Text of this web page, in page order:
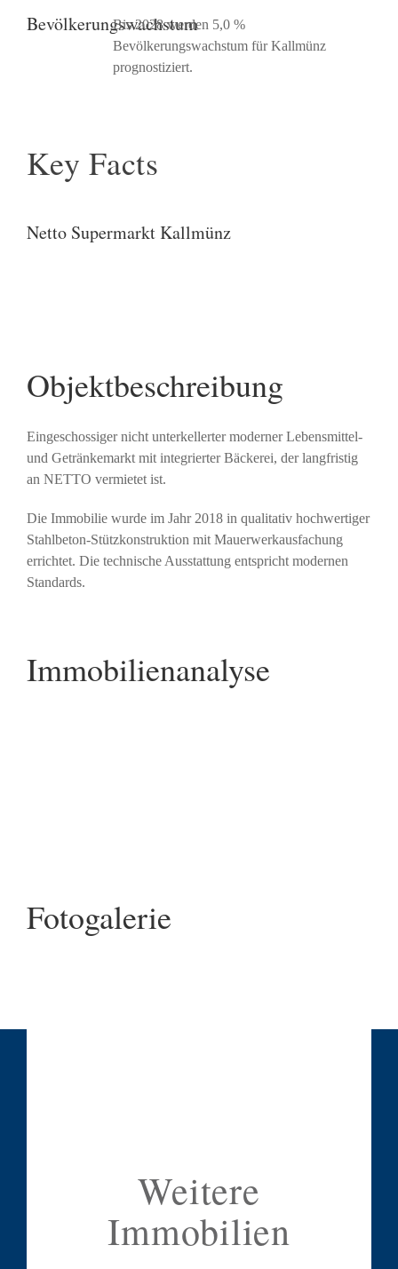
Bevölkerungswachstum
Bis 2028 werden 5,0 %
Bevölkerungswachstum für Kallmünz
prognostiziert.
Key Facts
Netto Supermarkt Kallmünz
Objektbeschreibung
Eingeschossiger nicht unterkellerter moderner Lebensmittel-
und Getränkemarkt mit integrierter Bäckerei, der langfristig
an NETTO vermietet ist.
Die Immobilie wurde im Jahr 2018 in qualitativ hochwertiger
Stahlbeton-Stützkonstruktion mit Mauerwerkausfachung
errichtet. Die technische Ausstattung entspricht modernen
Standards.
Immobilienanalyse
Fotogalerie
Weitere
Immobilien